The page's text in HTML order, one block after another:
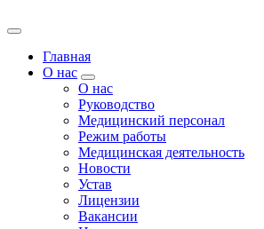
Главная
О нас
О нас
Руководство
Медицинский персонал
Режим работы
Медицинская деятельность
Новости
Устав
Лицензии
Вакансии